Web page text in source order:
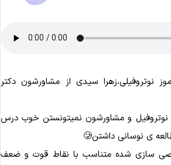
نوتروفیلی،زهرا سیدی از مشاورشون دکتر
نوتروفیل و مشاورشون نمیتونستن خوب درس
ی نوسانی داشتن🥲
سازی شده متناسب با نقاط قوت و ضعف